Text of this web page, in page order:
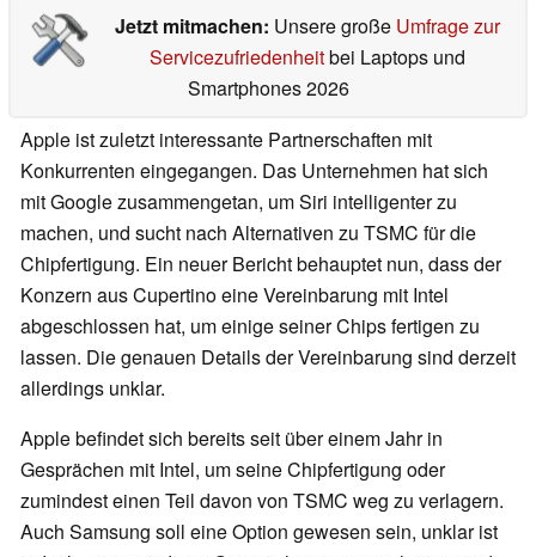
Jetzt mitmachen: Unsere große Umfrage zur
Servicezufriedenheitbei Laptops und
Smartphones 2026
Apple ist zuletzt interessante Partnerschaften mit
Konkurrenten eingegangen. Das Unternehmen hat sich
mit Google zusammengetan, um Siri intelligenter zu
machen, und sucht nach Alternativen zu TSMC für die
Chipfertigung. Ein neuer Bericht behauptet nun, dass der
Konzern aus Cupertino eine Vereinbarung mit Intel
abgeschlossen hat, um einige seiner Chips fertigen zu
lassen. Die genauen Details der Vereinbarung sind derzeit
allerdings unklar.
Apple befindet sich bereits seit über einem Jahr in
Gesprächen mit Intel, um seine Chipfertigung oder
zumindest einen Teil davon von TSMC weg zu verlagern.
Auch Samsung soll eine Option gewesen sein, unklar ist